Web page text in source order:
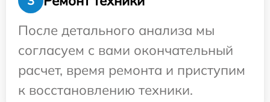
После детального анализа мы
согласуем с вами окончательный
расчет, время ремонта и приступим
к восстановлению техники.